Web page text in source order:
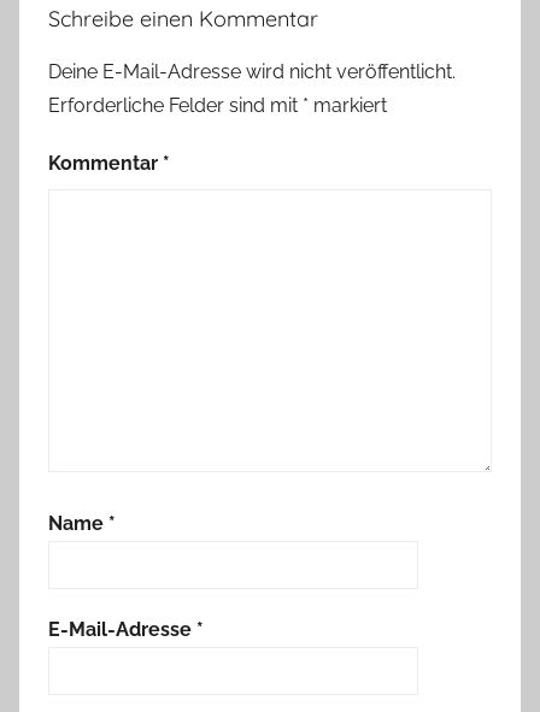
Schreibe einen Kommentar
Deine E-Mail-Adresse wird nicht veröffentlicht.
Erforderliche Felder sind mit * markiert
Kommentar *
Name *
E-Mail-Adresse *